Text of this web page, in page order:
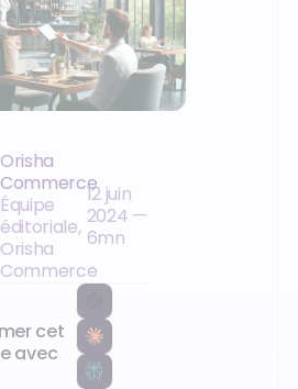
Orisha
Commerce
Équipe
éditoriale,
Orisha
Commerce
12 juin
2024 —
6mn
cet
avec